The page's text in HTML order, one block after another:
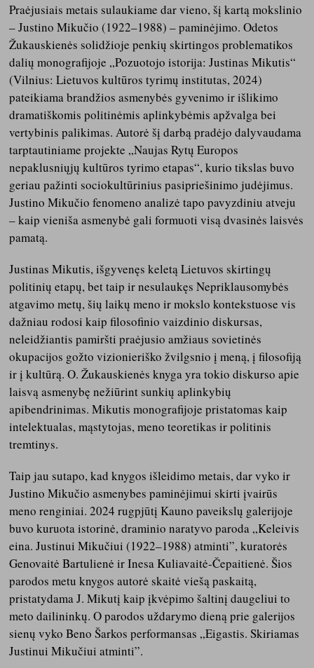
Praėjusiais metais sulaukiame dar vieno, šį kartą mokslinio
– Justino Mikučio (1922–1988) – paminėjimo. Odetos
Žukauskienės solidžioje penkių skirtingos problematikos
dalių monografijoje „Pozuotojo istorija: Justinas Mikutis“
(Vilnius: Lietuvos kultūros tyrimų institutas, 2024)
pateikiama brandžios asmenybės gyvenimo ir išlikimo
dramatiškomis politinėmis aplinkybėmis apžvalga bei
vertybinis palikimas. Autorė šį darbą pradėjo dalyvaudama
tarptautiniame projekte „Naujas Rytų Europos
nepaklusniųjų kultūros tyrimo etapas“, kurio tikslas buvo
geriau pažinti sociokultūrinius pasipriešinimo judėjimus.
Justino Mikučio fenomeno analizė tapo pavyzdiniu atveju
– kaip vieniša asmenybė gali formuoti visą dvasinės laisvės
pamatą.
Justinas Mikutis, išgyvenęs keletą Lietuvos skirtingų
politinių etapų, bet taip ir nesulaukęs Nepriklausomybės
atgavimo metų, šių laikų meno ir mokslo kontekstuose vis
dažniau rodosi kaip filosofinio vaizdinio diskursas,
neleidžiantis pamiršti praėjusio amžiaus sovietinės
okupacijos gožto vizionieriško žvilgsnio į meną, į filosofiją
ir į kultūrą. O. Žukauskienės knyga yra tokio diskurso apie
laisvą asmenybę nežiūrint sunkių aplinkybių
apibendrinimas. Mikutis monografijoje pristatomas kaip
intelektualas, mąstytojas, meno teoretikas ir politinis
tremtinys.
Taip jau sutapo, kad knygos išleidimo metais, dar vyko ir
Justino Mikučio asmenybes paminėjimui skirti įvairūs
meno renginiai. 2024 rugpjūtį Kauno paveikslų galerijoje
buvo kuruota istorinė, draminio naratyvo paroda „Keleivis
eina. Justinui Mikučiui (1922–1988) atminti”, kuratorės
Genovaitė Bartulienė ir Inesa Kuliavaitė-Čepaitienė. Šios
parodos metu knygos autorė skaitė viešą paskaitą,
pristatydama J. Mikutį kaip įkvėpimo šaltinį daugeliui to
meto dailininkų. O parodos uždarymo dieną prie galerijos
sienų vyko Beno Šarkos performansas „Eigastis. Skiriamas
Justinui Mikučiui atminti”.